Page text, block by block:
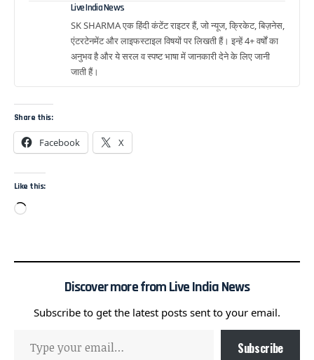
Live India News
SK SHARMA एक हिंदी कंटेंट राइटर हैं, जो न्यूज, क्रिकेट, बिज़नेस,
एंटरटेनमेंट और लाइफस्टाइल विषयों पर लिखती हैं। इन्हें 4+ वर्षों का
अनुभव है और ये सरल व स्पष्ट भाषा में जानकारी देने के लिए जानी
जाती हैं।
Share this:
Facebook X
Like this:
Discover more from Live India News
Subscribe to get the latest posts sent to your email.
Subscribe